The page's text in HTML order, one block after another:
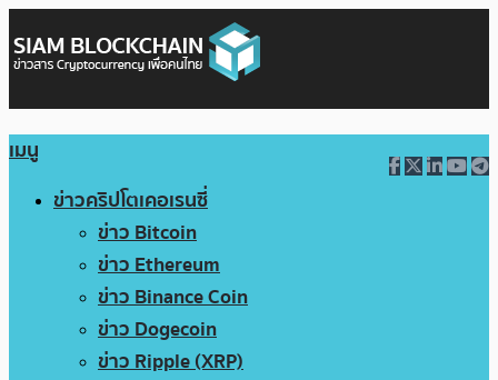
เมนู
ข่าวคริปโตเคอเรนซี่
ข่าว Bitcoin
ข่าว Ethereum
ข่าว Binance Coin
ข่าว Dogecoin
ข่าว Ripple (XRP)